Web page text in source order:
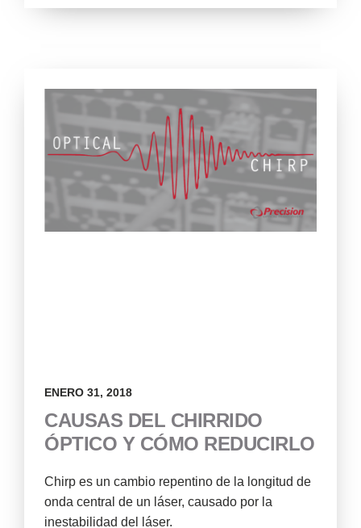
CAUSAS DEL CHIRRIDO
ÓPTICO Y CÓMO REDUCIRLO
ENERO 31, 2018
Chirp es un cambio repentino de la longitud de
onda central de un láser, causado por la
inestabilidad del láser.